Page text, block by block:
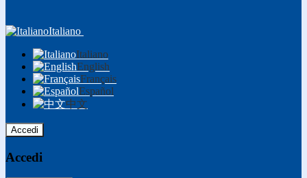
Italiano
Italiano
English
Français
Español
中文
Accedi
Accedi